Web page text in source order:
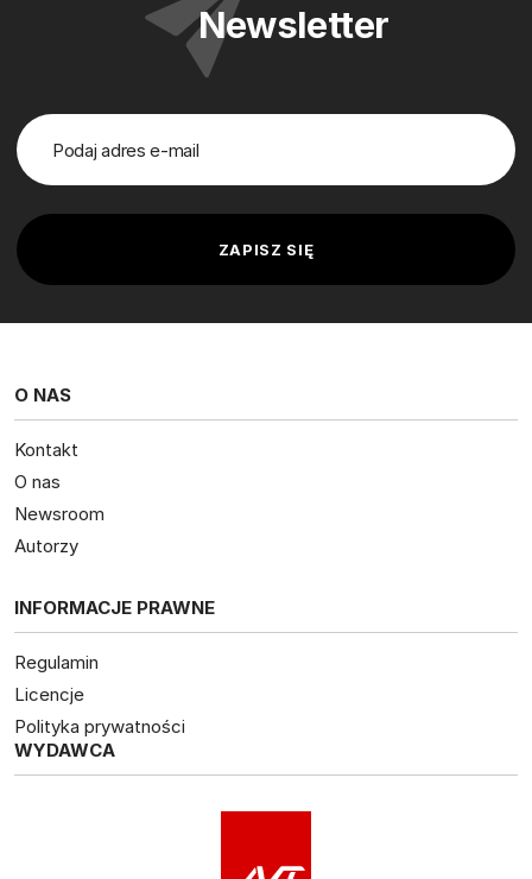
Newsletter
O NAS
Kontakt
O nas
Newsroom
Autorzy
INFORMACJE PRAWNE
Regulamin
Licencje
Polityka prywatności
WYDAWCA